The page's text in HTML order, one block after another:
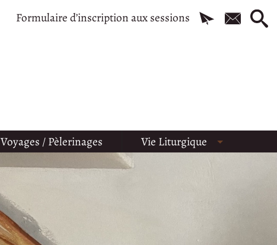
Formulaire d’inscription aux sessions
Voyages / Pèlerinages Vie Liturgique